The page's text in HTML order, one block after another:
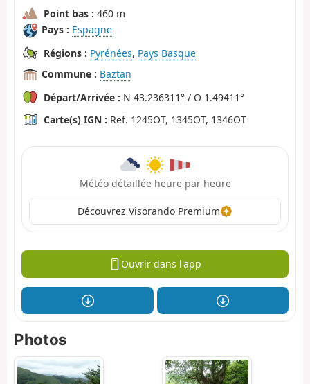
Point bas : 460 m
Pays : Espagne
Régions : Pyrénées, Pays Basque
Commune : Baztan
Départ/Arrivée : N 43.236311° / O 1.49411°
Carte(s) IGN : Ref. 1245OT, 1345OT, 1346OT
Météo détaillée heure par heure
Découvrez Visorando Premium
Ouvrir dans l'app
Photos